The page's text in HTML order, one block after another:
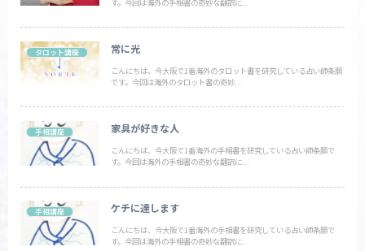
タロット講座 常に光
こんにちは、今大阪で1番海外のタロット書を研究している占い師条願
です。今回は海外のタロット書の奇妙...
手相講座 家具が好きな人
こんにちは、今大阪で1番海外の手相書を研究している占い師条願で
す。今回は海外の手相書の奇妙な翻訳に...
手相講座 ケチに達します
こんにちは、今大阪で1番海外の手相書を研究している占い師条願で
す。今回は海外の手相書の奇妙な翻訳に...